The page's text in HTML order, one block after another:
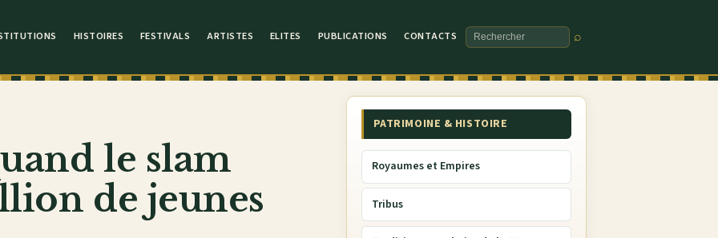
HISTOIRES FESTIVALS ARTISTES ELITES PUBLICATIONS CONTACTS
Rechercher
⌕
le slam
de jeunes
PATRIMOINE & HISTOIRE
Royaumes et Empires
Tribus